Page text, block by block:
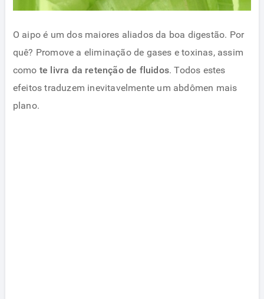
O aipo é um dos maiores aliados da boa digestão. Por
quê? Promove a eliminação de gases e toxinas, assim
como te livra da retenção de fluidos. Todos estes
efeitos traduzem inevitavelmente um abdômen mais
plano.